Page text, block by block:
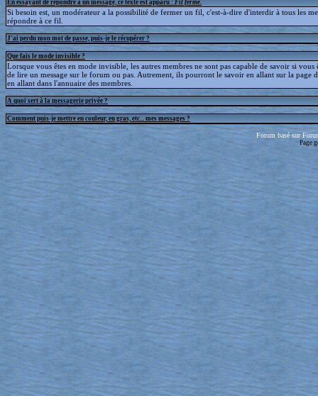
En essayant de répondre à un message, ce texte est apparu : Fil fermé
Si besoin est, un modérateur a la possibilité de fermer un fil, c'est-à-dire d'interdir à tous les
répondre à ce fil.
J'ai perdu mon mot de passe, puis-je le récupérer ?
Que fais le mode invisible ?
Lorsque vous êtes en mode invisible, les autres membres ne sont pas capable de savoir si vous
de lire un message sur le forum ou pas. Autrement, ils pourront le savoir en allant sur la page
en allant dans l'annuaire des membres.
A quoi sert à la messagerie privée ?
Comment puis-je mettre en couleur, en gras, etc... mes messages ?
Forum basé sur
Page